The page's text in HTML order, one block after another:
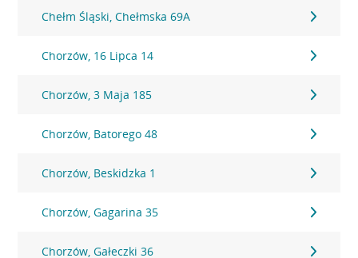
Chełm Śląski, Chełmska 69A
Chorzów, 16 Lipca 14
Chorzów, 3 Maja 185
Chorzów, Batorego 48
Chorzów, Beskidzka 1
Chorzów, Gagarina 35
Chorzów, Gałeczki 36